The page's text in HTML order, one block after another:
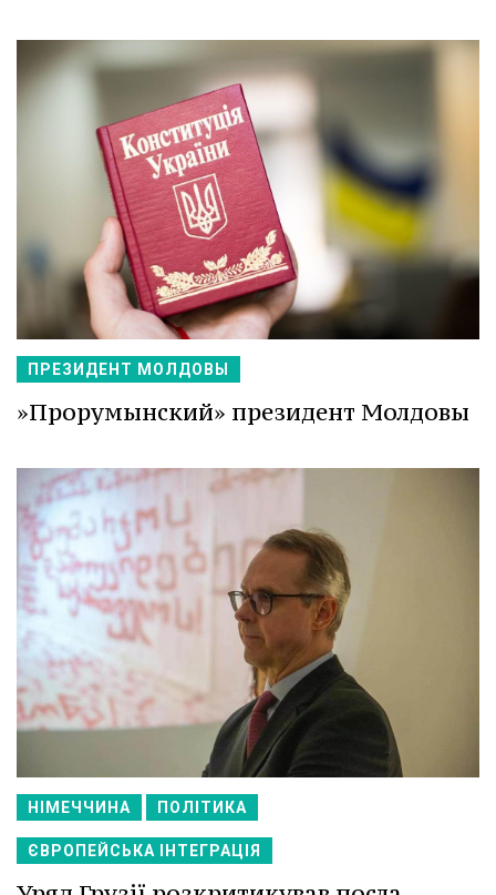
ПРЕЗИДЕНТ МОЛДОВЫ
»Прорумынский» президент Молдовы
НІМЕЧЧИНА ПОЛІТИКА
ЄВРОПЕЙСЬКА ІНТЕГРАЦІЯ